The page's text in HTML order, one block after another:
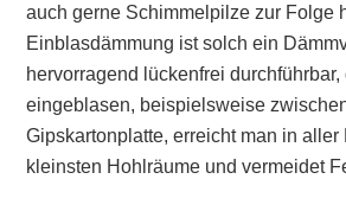
auch gerne Schimmelpilze zur Folge
Einblasdämmung ist solch ein
hervorragend lückenfrei
eingeblasen, beispielsweise
Gipskartonplatte, erreicht man in
kleinsten Hohlräume und vermeidet